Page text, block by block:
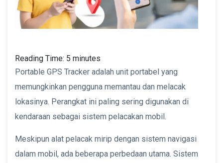
Reading Time: 5 minutes
Portable GPS Tracker adalah unit portabel yang
memungkinkan pengguna memantau dan melacak
lokasinya. Perangkat ini paling sering digunakan di
kendaraan sebagai sistem pelacakan mobil.
Meskipun alat pelacak mirip dengan sistem navigasi
dalam mobil, ada beberapa perbedaan utama. Sistem